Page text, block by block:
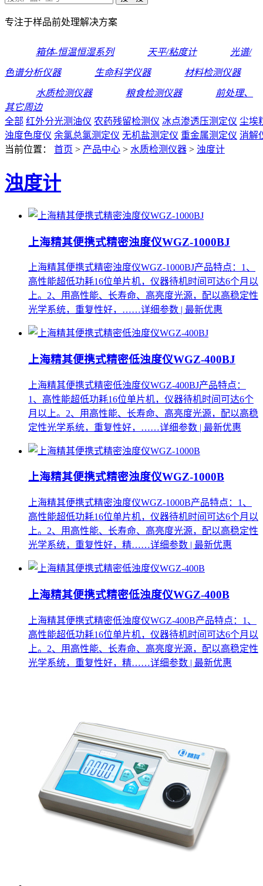
专注于样品前处理解决方案
箱体-恒温恒湿系列 天平/粘度计 光谱/
色谱分析仪器 生命科学仪器 材料检测仪器
水质检测仪器 粮食检测仪器
前处理、
其它周边
全部 红外分光测油仪 农药残留检测仪 冰点渗透压测定仪 尘埃
浊度色度仪 余氯总氯测定仪 无机盐测定仪 重金属测定仪 消解
当前位置： 首页 > 产品中心 > 水质检测仪器 > 浊度计
浊度计
上海精其便携式精密浊度仪WGZ-1000BJ
上海精其便携式精密浊度仪WGZ-1000BJ产品特点：1、
高性能超低功耗16位单片机，仪器待机时间可达6个月以
上。2、用高性能、长寿命、高亮度光源，配以高稳定性
光学系统，重复性好，……详细参数 | 最新优惠
上海精其便携式精密低浊度仪WGZ-400BJ
上海精其便携式精密低浊度仪WGZ-400BJ产品特点：
1、高性能超低功耗16位单片机，仪器待机时间可达6个
月以上。2、用高性能、长寿命、高亮度光源，配以高稳
定性光学系统，重复性好，……详细参数 | 最新优惠
上海精其便携式精密浊度仪WGZ-1000B
上海精其便携式精密浊度仪WGZ-1000B产品特点：1、
高性能超低功耗16位单片机，仪器待机时间可达6个月以
上。2、用高性能、长寿命、高亮度光源，配以高稳定性
光学系统，重复性好，精……详细参数 | 最新优惠
上海精其便携式精密低浊度仪WGZ-400B
上海精其便携式精密低浊度仪WGZ-400B产品特点：1、
高性能超低功耗16位单片机，仪器待机时间可达6个月以
上。2、用高性能、长寿命、高亮度光源，配以高稳定性
光学系统，重复性好，精……详细参数 | 最新优惠